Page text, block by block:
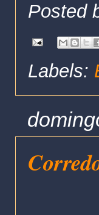
Posted
Labels: